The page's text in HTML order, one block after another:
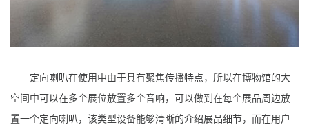
定向喇叭在使用中由于具有聚焦传播特点，所以在博物馆的大
空间中可以在多个展位放置多个音响，可以做到在每个展品周边放
置一个定向喇叭，该类型设备能够清晰的介绍展品细节，而在用户